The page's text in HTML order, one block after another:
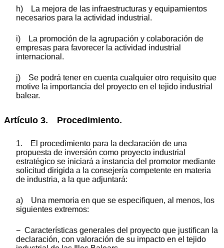
h) La mejora de las infraestructuras y equipamientos
necesarios para la actividad industrial.
i) La promoción de la agrupación y colaboración de
empresas para favorecer la actividad industrial
internacional.
j) Se podrá tener en cuenta cualquier otro requisito que
motive la importancia del proyecto en el tejido industrial
balear.
Artículo 3. Procedimiento.
1. El procedimiento para la declaración de una
propuesta de inversión como proyecto industrial
estratégico se iniciará a instancia del promotor mediante
solicitud dirigida a la consejería competente en materia
de industria, a la que adjuntará:
a) Una memoria en que se especifiquen, al menos, los
siguientes extremos:
− Características generales del proyecto que justifican la
declaración, con valoración de su impacto en el tejido